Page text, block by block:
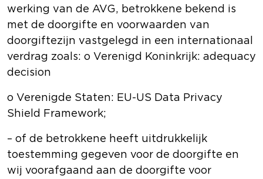
werking van de AVG, betrokkene bekend is
met de doorgifte en voorwaarden van
doorgiftezijn vastgelegd in een internationaal
verdrag zoals: o Verenigd Koninkrijk: adequacy
decision
o Verenigde Staten: EU-US Data Privacy
Shield Framework;
– of de betrokkene heeft uitdrukkelijk
toestemming gegeven voor de doorgifte en
wij voorafgaand aan de doorgifte voor